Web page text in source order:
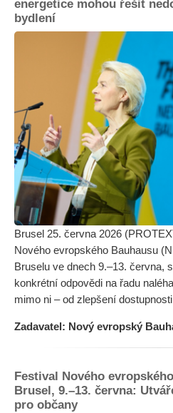
energetice mohou řešit
bydlení
Brusel 25. června 2026
Nového evropského Bauhausu
Bruselu ve dnech 9.–13. června,
konkrétní odpovědi na řadu
mimo ni – od zlepšení
Zadavatel: Nový evropský
Festival Nového
Brusel, 9.–13. června:
pro občany